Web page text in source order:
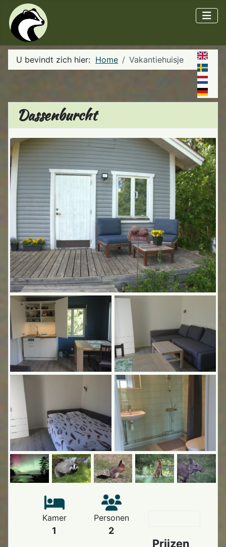
U bevindt zich hier: Home Vakantiehuisje
Dassenburcht
Kamer
1
Personen
2
Prijzen